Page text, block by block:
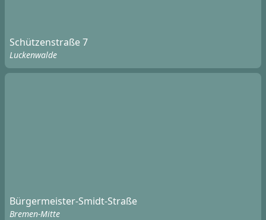
Schützenstraße 7
Luckenwalde
Bürgermeister-Smidt-Straße
Bremen-Mitte